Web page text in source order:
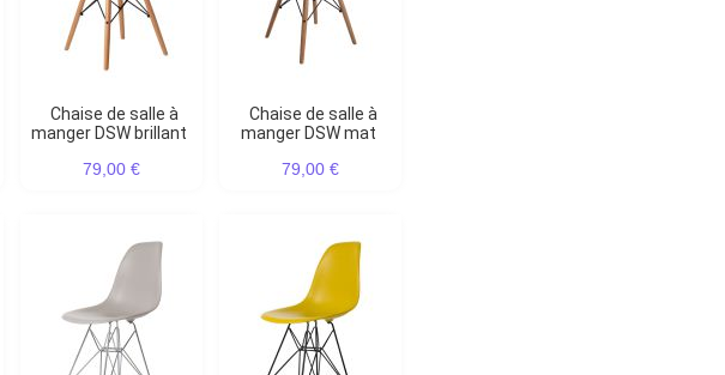
Chaise de salle à
manger DSW brillant
79,00 €
Chaise de salle à
manger DSW mat
79,00 €